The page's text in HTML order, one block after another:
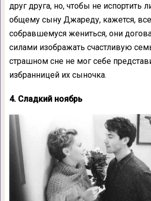
друг друга, но, чтобы не испортить
общему сыну Джареду, кажется,
собравшемуся жениться, они
силами изображать счастливую
страшном сне не мог себе
избранницей их сыночка.
4. Сладкий ноябрь